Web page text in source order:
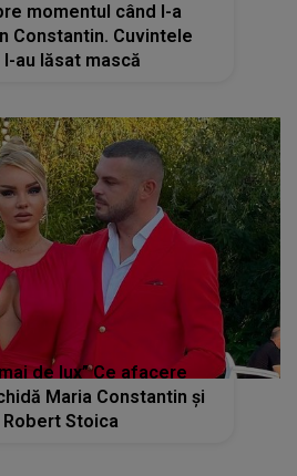
momentul când l-a
Constantin. Cuvintele
au lăsat mască
de lux” Ce afacere
Maria Constantin și
Stoica